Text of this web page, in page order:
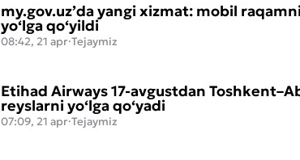
my.gov.uz’da yangi xizmat: mobil
yo‘lga qo‘yildi
08:42, 21 apr·Tejaymiz
Etihad Airways 17-avgustdan
reyslarni yo‘lga qo‘yadi
07:09, 21 apr·Tejaymiz